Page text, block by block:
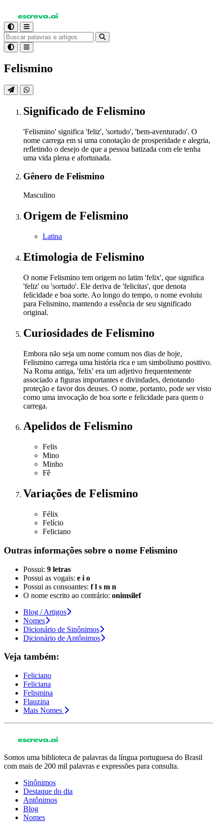
Felismino
Significado de Felismino
'Felismino' significa 'feliz', 'sortudo', 'bem-aventurado'. O
nome carrega em si uma conotação de prosperidade e alegria,
refletindo o desejo de que a pessoa batizada com ele tenha
uma vida plena e afortunada.
Gênero de Felismino
Masculino
Origem de Felismino
Latina
Etimologia de Felismino
O nome Felismino tem origem no latim 'felix', que significa
'feliz' ou 'sortudo'. Ele deriva de 'felicitas', que denota
felicidade e boa sorte. Ao longo do tempo, o nome evoluiu
para Felismino, mantendo a essência de seu significado
original.
Curiosidades de Felismino
Embora não seja um nome comum nos dias de hoje,
Felismino carrega uma história rica e um simbolismo positivo.
Na Roma antiga, 'felix' era um adjetivo frequentemente
associado a figuras importantes e divindades, denotando
proteção e favor dos deuses. O nome, portanto, pode ser visto
como uma invocação de boa sorte e felicidade para quem o
carrega.
Apelidos de Felismino
Felis
Mino
Minho
Fê
Variações de Felismino
Félix
Felício
Feliciano
Outras informações sobre o nome Felismino
Possui: 9 letras
Possui as vogais: e i o
Possui as consoantes: f l s m n
O nome escrito ao contrário: onimsilef
Blog / Artigos
Nomes
Dicionário de Sinônimos
Dicionário de Antônimos
Veja também:
Feliciano
Feliciana
Felismina
Flauzina
Mais Nomes
Somos uma biblioteca de palavras da língua portuguesa do Brasil
com mais de 200 mil palavras e expressões para consulta.
Sinônimos
Destaque do dia
Antônimos
Blog
Nomes